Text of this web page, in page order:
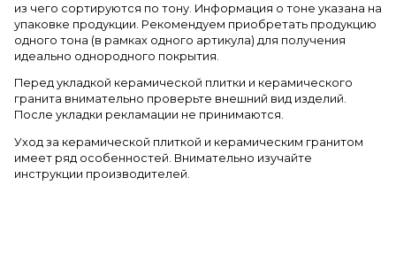
из чего сортируются по тону. Информация о тоне указана на
упаковке продукции. Рекомендуем приобретать продукцию
одного тона (в рамках одного артикула) для получения
идеально однородного покрытия.
Перед укладкой керамической плитки и керамического
гранита внимательно проверьте внешний вид изделий.
После укладки рекламации не принимаются.
Уход за керамической плиткой и керамическим гранитом
имеет ряд особенностей. Внимательно изучайте
инструкции производителей.